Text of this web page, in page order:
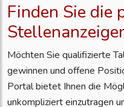
Finden Sie die
Möchten Sie qualifizierte
gewinnen und offene
Portal bietet Ihnen die
unkompliziert einzutragen